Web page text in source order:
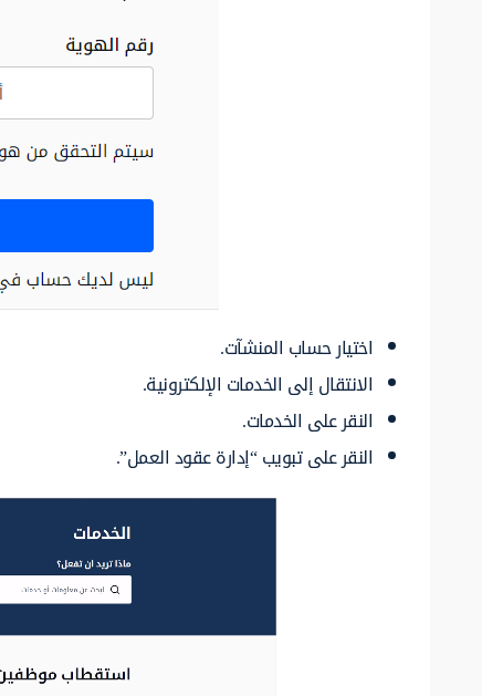
اختيار حساب المنشآت.
الانتقال إلى الخدمات الإلكترونية.
النقر على الخدمات.
النقر على تبويب “إدارة عقود العمل”.